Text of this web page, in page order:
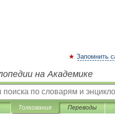
Запомнить
на Академике
Толкования Переводы